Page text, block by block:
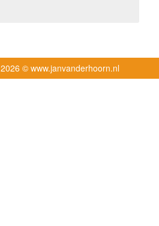
2026 © www.janvanderhoorn.nl